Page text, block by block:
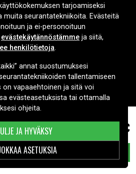
700 mAh 8,99 €
LISÄÄ OSTOSKORIIN
2026, Spares Nordic AB
tarjoamiseksi
muita seurantatekniikoita. Evästeitä
ja ei-personoituun
evästekäytännöstämme ja siitä,
henkilötietoja.
annat suostumuksesi
tallentamiseen
on vapaaehtoinen ja sitä voi
evästeasetuksista tai ottamalla
ohjeita.
ASETUKSIA
JA HYVÄKSY